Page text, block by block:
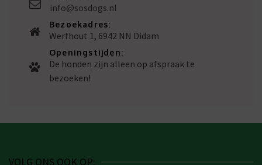
info@sosdogs.nl
Bezoekadres:
Werfhout 1, 6942 NN Didam
Openingstijden:
De honden zijn alleen op afspraak te
bezoeken!
VOLG ONS OOK OP: